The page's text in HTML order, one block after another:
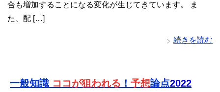
合も増加することになる変化が生じてきています。 ま
た、配 […]
続きを読む
一般知識 ココが狙われる ！ 予想論点2022